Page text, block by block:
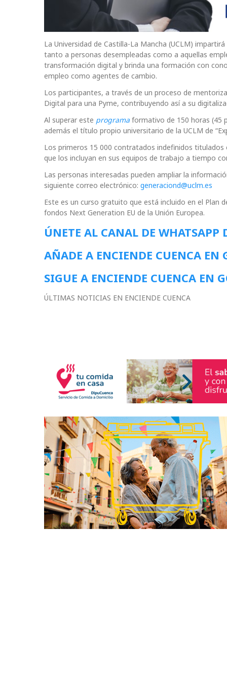
La Universidad de Castilla-La Mancha (UCLM)
tanto a personas desempleadas como a aquellas
transformación digital y brinda una formación con
empleo como agentes de cambio.
Los participantes, a través de un proceso de
Digital para una Pyme, contribuyendo así a su
Al superar este programa formativo de 150 horas (45
además el título propio universitario de la UCLM de
Los primeros 15 000 contratados indefinidos
que los incluyan en sus equipos de trabajo a tiempo
Las personas interesadas pueden ampliar la
siguiente correo electrónico: generaciond@uclm.es
Este es un curso gratuito que está incluido en el Plan
fondos Next Generation EU de la Unión Europea.
ÚNETE AL CANAL DE WHATSAPP
AÑADE A ENCIENDE CUENCA EN
SIGUE A ENCIENDE CUENCA EN
ÚLTIMAS NOTICIAS EN ENCIENDE CUENCA